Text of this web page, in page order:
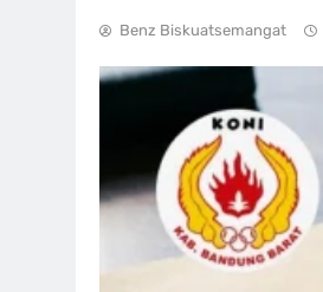
Benz Biskuatsemangat